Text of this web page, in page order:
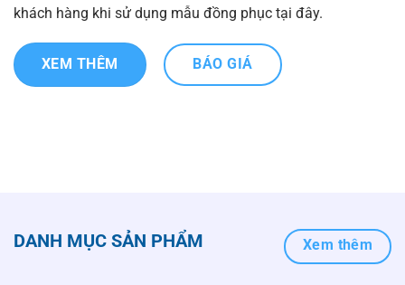
khách hàng khi sử dụng mẫu đồng phục tại đây.
XEM THÊM BÁO GIÁ
DANH MỤC SẢN PHẨM Xem thêm